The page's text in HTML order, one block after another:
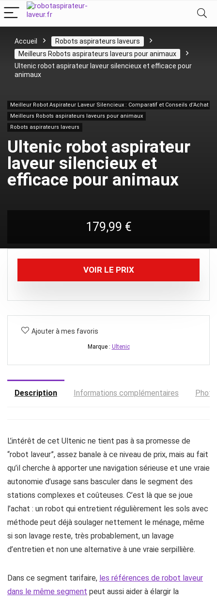
Accueil
Robots aspirateurs laveurs
Meilleurs Robots aspirateurs laveurs pour animaux
Ultenic robot aspirateur laveur silencieux et efficace pour
animaux
Meilleur Robot Aspirateur Laveur Silencieux : Comparatif et Conseils d’Achat
Meilleurs Robots aspirateurs laveurs pour animaux
Robots aspirateurs laveurs
Ultenic robot aspirateur
laveur silencieux et
efficace pour animaux
179,99 €
VOIR LE PRIX
Ajouter à mes favoris
Marque : Ultenic
Description Informations complémentaires
L’intérêt de cet Ultenic ne tient pas à sa promesse de
“robot laveur”, assez banale à ce niveau de prix, mais au fait
qu’il cherche à apporter une navigation sérieuse et une vraie
autonomie d’usage sans basculer dans le segment des
stations complexes et coûteuses. C’est là que se joue
l’achat : un robot qui entretient régulièrement les sols avec
méthode peut déjà soulager nettement le ménage, même
si son lavage reste, très probablement, un lavage
d’entretien et non une alternative à une vraie serpillière.
Dans ce segment tarifaire, les références de robot laveur
dans le même segment peut aussi aider à élargir la